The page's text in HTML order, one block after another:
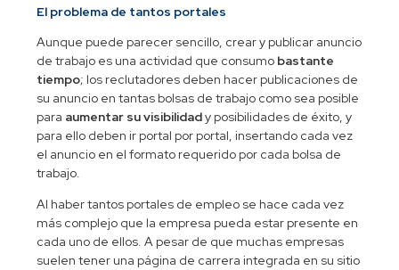
El problema de tantos portales
Aunque puede parecer sencillo, crear y publicar anuncio
de trabajo es una actividad que consumo bastante
tiempo; los reclutadores deben hacer publicaciones de
su anuncio en tantas bolsas de trabajo como sea posible
para aumentar su visibilidady posibilidades de éxito, y
para ello deben ir portal por portal, insertando cada vez
el anuncio en el formato requerido por cada bolsa de
trabajo.
Al haber tantos portales de empleo se hace cada vez
más complejo que la empresa pueda estar presente en
cada uno de ellos. A pesar de que muchas empresas
suelen tener una página de carrera integrada en su sitio